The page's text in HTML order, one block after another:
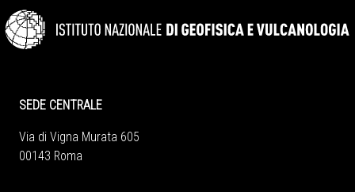
SEDE CENTRALE
Via di Vigna Murata 605
00143 Roma